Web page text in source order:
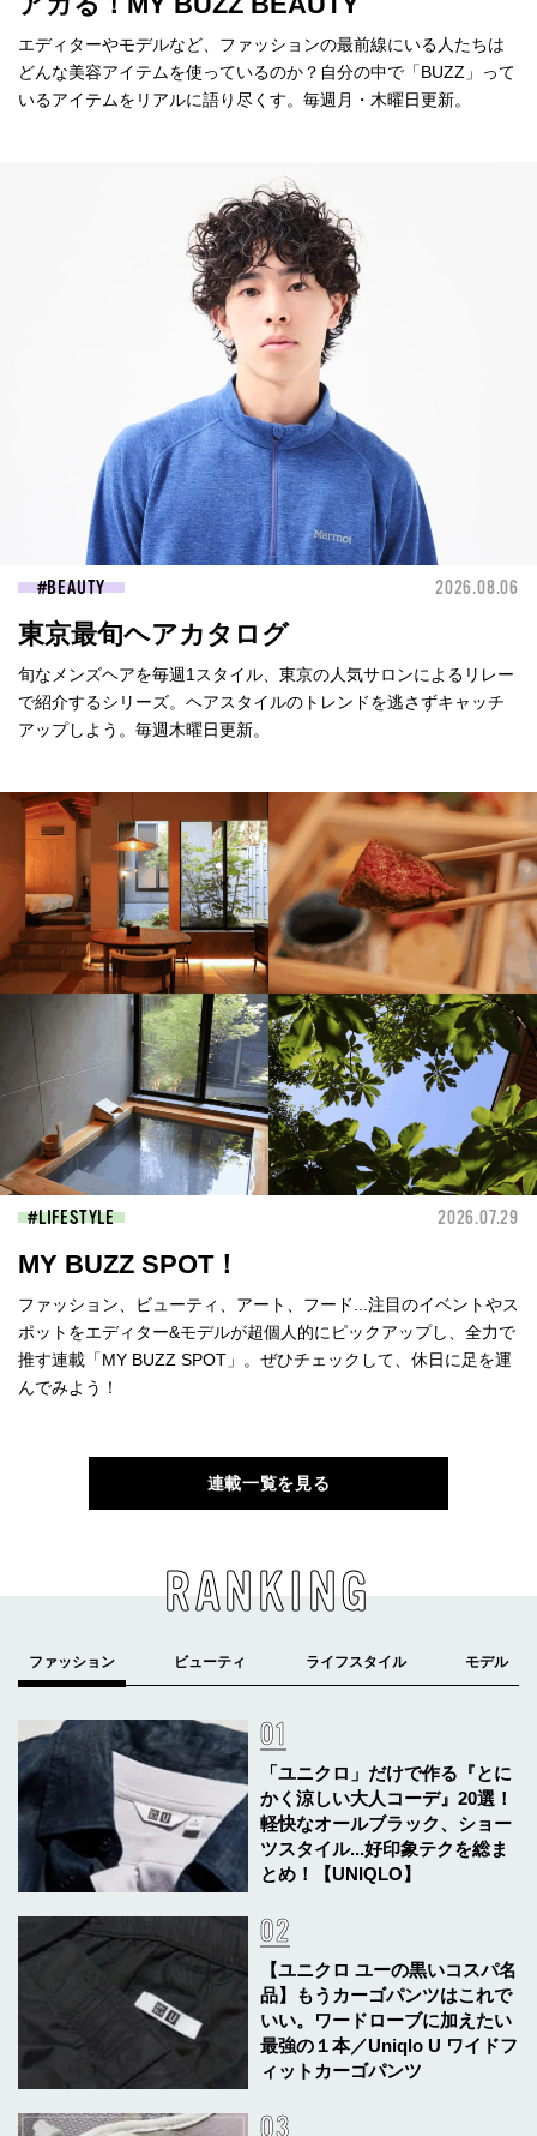
エディターやモデルなど、ファッションの最前線にいる人たちは
どんな美容アイテムを使っているのか？自分の中で「BUZZ」って
いるアイテムをリアルに語り尽くす。毎週月・木曜日更新。
BEAUTY 2026.08.06
東京最旬ヘアカタログ
旬なメンズヘアを毎週1スタイル、東京の人気サロンによるリレー
で紹介するシリーズ。ヘアスタイルのトレンドを逃さずキャッチ
アップしよう。毎週木曜日更新。
LIFESTYLE 2026.07.29
MY BUZZ SPOT！
ファッション、ビューティ、アート、フード...注目のイベントやス
ポットをエディター&モデルが超個人的にピックアップし、全力で
推す連載「MY BUZZ SPOT」。ぜひチェックして、休日に足を運
んでみよう！
連載一覧を見る
RANKING
「ユニクロ」だけで作る『とに
かく涼しい大人コーデ』20選！
軽快なオールブラック、ショー
ツスタイル...好印象テクを総ま
とめ！【UNIQLO】
【ユニクロ ユーの黒いコスパ名
品】もうカーゴパンツはこれで
いい。ワードローブに加えたい
最強の１本／Uniqlo U ワイドフ
ィットカーゴパンツ